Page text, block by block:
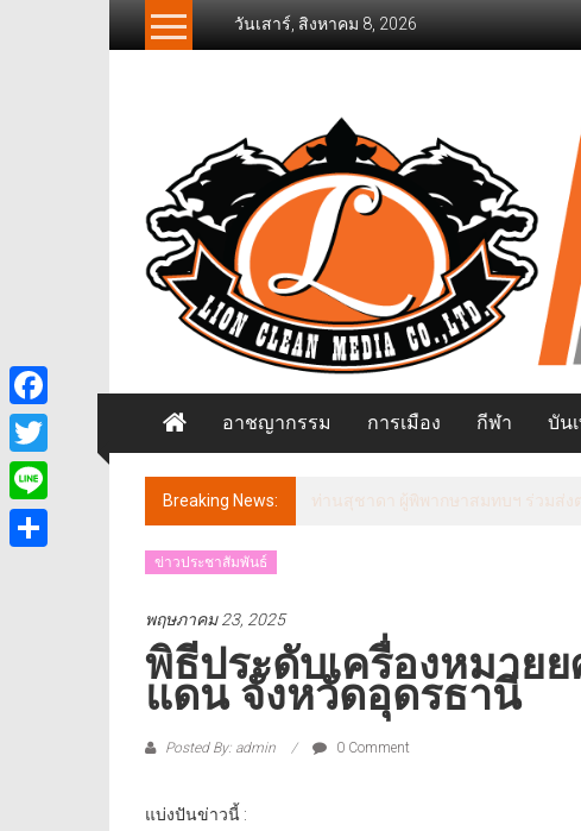
วันเสาร์, สิงหาคม 8, 2026
Freelancer
วส์
ฟรี
แลน
เซอร์
อาชญากรรม การเมือง กีฬา บัน
Breaking News: ประธานกรรมาธิการการท่องเที่ยว
ข่าวประชาสัมพันธ์
พฤษภาคม 23, 2025
พิธีประดับเครื่องหมาย
แดน จังหวัดอุดรธานี
Posted By: admin 0 Comment
แบ่งปันข่าวนี้ :
Facebook
Twitter
Line